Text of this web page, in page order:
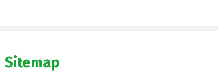
Sitemap